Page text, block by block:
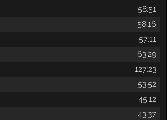
58:51
58:16
57:11
63:29
127:23
53:52
45:12
43:37